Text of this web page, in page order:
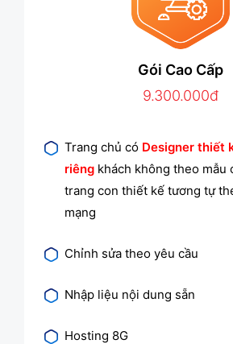
Gói Cao Cấp
9.300.000đ
Trang chủ có Designer thiết
riêng khách không theo mẫu
trang con thiết kế tương tự
mạng
Chỉnh sửa theo yêu cầu
Nhập liệu nội dung sẵn
Hosting 8G